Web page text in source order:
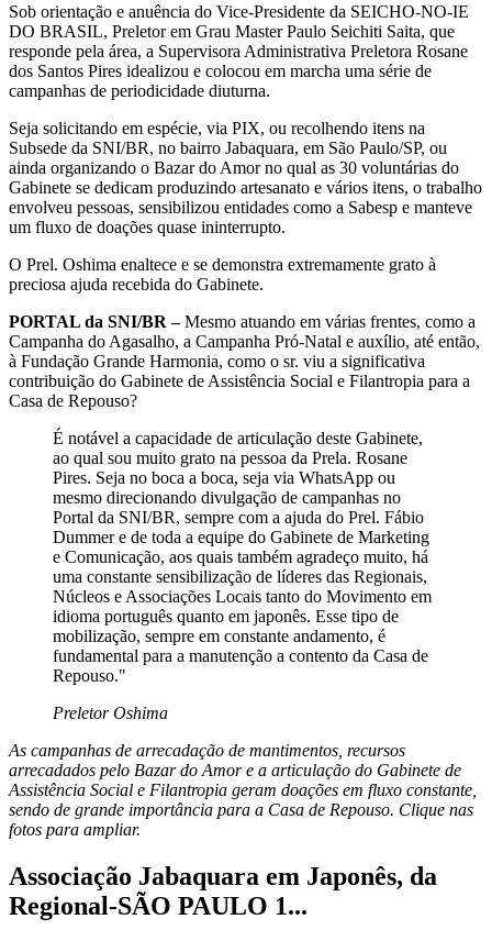
Sob orientação e anuência do Vice-Presidente da SEICHO-NO-IE
DO BRASIL, Preletor em Grau Master Paulo Seichiti Saita, que
responde pela área, a Supervisora Administrativa Preletora Rosane
dos Santos Pires idealizou e colocou em marcha uma série de
campanhas de periodicidade diuturna.
Seja solicitando em espécie, via PIX, ou recolhendo itens na
Subsede da SNI/BR, no bairro Jabaquara, em São Paulo/SP, ou
ainda organizando o Bazar do Amor no qual as 30 voluntárias do
Gabinete se dedicam produzindo artesanato e vários itens, o trabalho
envolveu pessoas, sensibilizou entidades como a Sabesp e manteve
um fluxo de doações quase ininterrupto.
O Prel. Oshima enaltece e se demonstra extremamente grato à
preciosa ajuda recebida do Gabinete.
PORTAL da SNI/BR –Mesmo atuando em várias frentes, como a
Campanha do Agasalho, a Campanha Pró-Natal e auxílio, até então,
à Fundação Grande Harmonia, como o sr. viu a significativa
contribuição do Gabinete de Assistência Social e Filantropia para a
Casa de Repouso?
É notável a capacidade de articulação deste Gabinete,
ao qual sou muito grato na pessoa da Prela. Rosane
Pires. Seja no boca a boca, seja via WhatsApp ou
mesmo direcionando divulgação de campanhas no
Portal da SNI/BR, sempre com a ajuda do Prel. Fábio
Dummer e de toda a equipe do Gabinete de Marketing
e Comunicação, aos quais também agradeço muito, há
uma constante sensibilização de líderes das Regionais,
Núcleos e Associações Locais tanto do Movimento em
idioma português quanto em japonês. Esse tipo de
mobilização, sempre em constante andamento, é
fundamental para a manutenção a contento da Casa de
Repouso."
Preletor Oshima
As campanhas de arrecadação de mantimentos, recursos
arrecadados pelo Bazar do Amor e a articulação do Gabinete de
Assistência Social e Filantropia geram doações em fluxo constante,
sendo de grande importância para a Casa de Repouso. Clique nas
fotos para ampliar.
Associação Jabaquara em Japonês, da
Regional-SÃO PAULO 1...